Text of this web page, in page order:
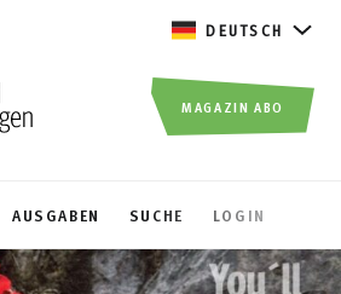
DEUTSCH
AUSGABEN SUCHE LOGIN
MAGAZIN ABO